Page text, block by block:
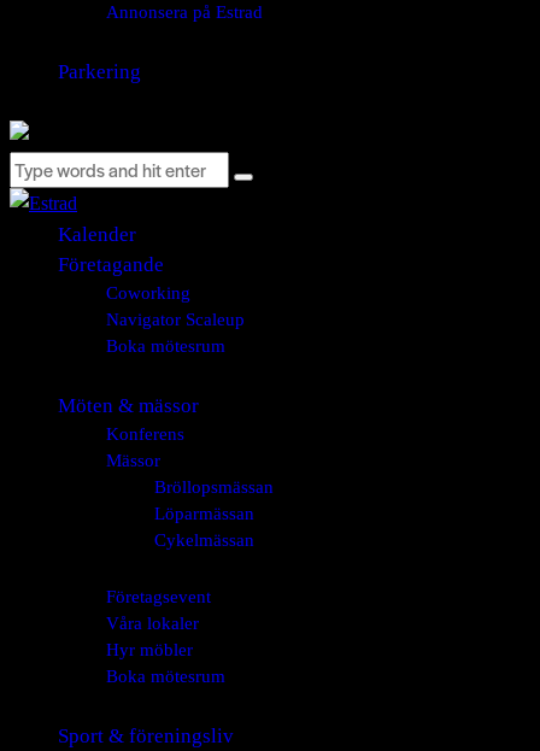
Annonsera på Estrad
Parkering
Kalender
Företagande
Coworking
Navigator Scaleup
Boka mötesrum
Möten & mässor
Konferens
Mässor
Bröllopsmässan
Löparmässan
Cykelmässan
Företagsevent
Våra lokaler
Hyr möbler
Boka mötesrum
Sport & föreningsliv